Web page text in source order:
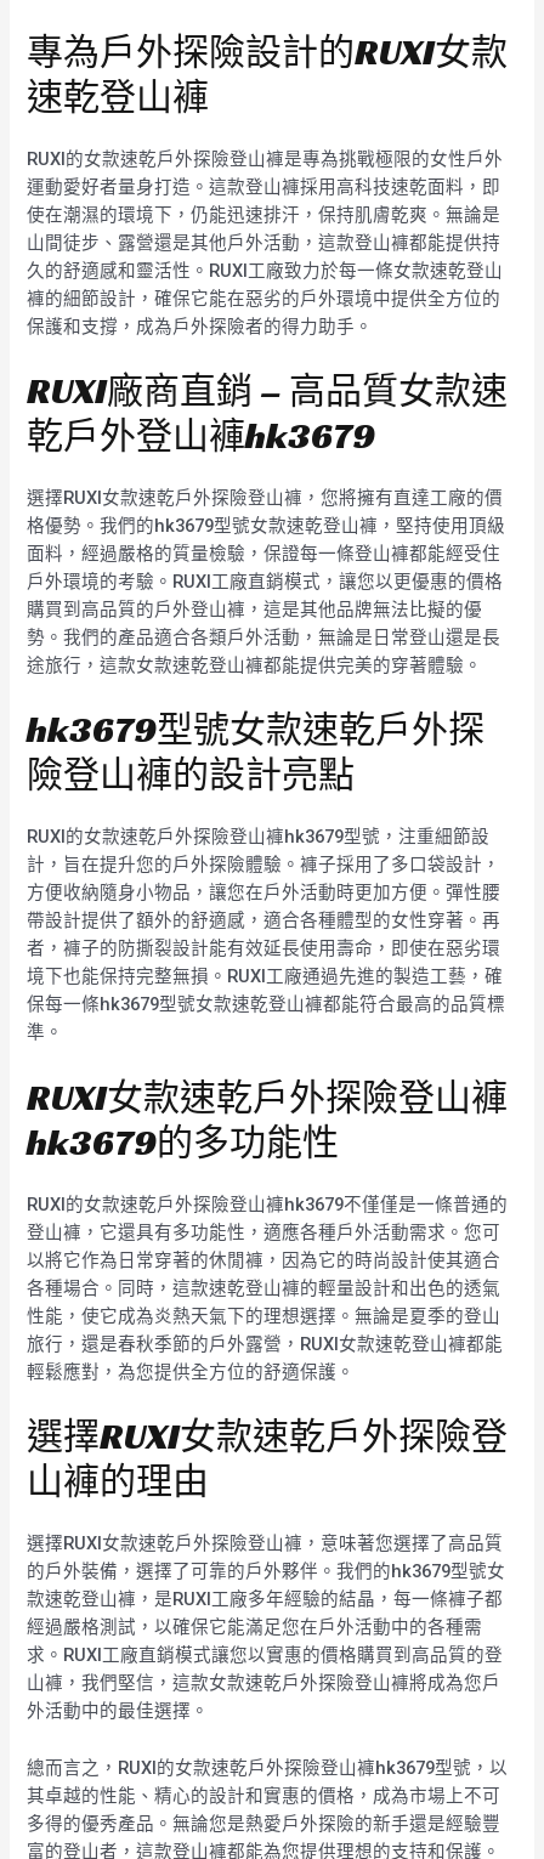
專為戶外探險設計的RUXI女款
速乾登山褲
RUXI的女款速乾戶外探險登山褲是專為挑戰極限的女性戶外
運動愛好者量身打造。這款登山褲採用高科技速乾面料，即
使在潮濕的環境下，仍能迅速排汗，保持肌膚乾爽。無論是
山間徒步、露營還是其他戶外活動，這款登山褲都能提供持
久的舒適感和靈活性。RUXI工廠致力於每一條女款速乾登山
褲的細節設計，確保它能在惡劣的戶外環境中提供全方位的
保護和支撐，成為戶外探險者的得力助手。
RUXI廠商直銷 – 高品質女款速
乾戶外登山褲hk3679
選擇RUXI女款速乾戶外探險登山褲，您將擁有直達工廠的價
格優勢。我們的hk3679型號女款速乾登山褲，堅持使用頂級
面料，經過嚴格的質量檢驗，保證每一條登山褲都能經受住
戶外環境的考驗。RUXI工廠直銷模式，讓您以更優惠的價格
購買到高品質的戶外登山褲，這是其他品牌無法比擬的優
勢。我們的產品適合各類戶外活動，無論是日常登山還是長
途旅行，這款女款速乾登山褲都能提供完美的穿著體驗。
hk3679型號女款速乾戶外探
險登山褲的設計亮點
RUXI的女款速乾戶外探險登山褲hk3679型號，注重細節設
計，旨在提升您的戶外探險體驗。褲子採用了多口袋設計，
方便收納隨身小物品，讓您在戶外活動時更加方便。彈性腰
帶設計提供了額外的舒適感，適合各種體型的女性穿著。再
者，褲子的防撕裂設計能有效延長使用壽命，即使在惡劣環
境下也能保持完整無損。RUXI工廠通過先進的製造工藝，確
保每一條hk3679型號女款速乾登山褲都能符合最高的品質標
準。
RUXI女款速乾戶外探險登山褲
hk3679的多功能性
RUXI的女款速乾戶外探險登山褲hk3679不僅僅是一條普通的
登山褲，它還具有多功能性，適應各種戶外活動需求。您可
以將它作為日常穿著的休閒褲，因為它的時尚設計使其適合
各種場合。同時，這款速乾登山褲的輕量設計和出色的透氣
性能，使它成為炎熱天氣下的理想選擇。無論是夏季的登山
旅行，還是春秋季節的戶外露營，RUXI女款速乾登山褲都能
輕鬆應對，為您提供全方位的舒適保護。
選擇RUXI女款速乾戶外探險登
山褲的理由
選擇RUXI女款速乾戶外探險登山褲，意味著您選擇了高品質
的戶外裝備，選擇了可靠的戶外夥伴。我們的hk3679型號女
款速乾登山褲，是RUXI工廠多年經驗的結晶，每一條褲子都
經過嚴格測試，以確保它能滿足您在戶外活動中的各種需
求。RUXI工廠直銷模式讓您以實惠的價格購買到高品質的登
山褲，我們堅信，這款女款速乾戶外探險登山褲將成為您戶
外活動中的最佳選擇。
總而言之，RUXI的女款速乾戶外探險登山褲hk3679型號，以
其卓越的性能、精心的設計和實惠的價格，成為市場上不可
多得的優秀產品。無論您是熱愛戶外探險的新手還是經驗豐
富的登山者，這款登山褲都能為您提供理想的支持和保護。